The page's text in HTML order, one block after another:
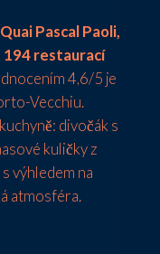
Pascal Paoli,
194 restaurací
4,6/5 je
Vecchiu.
divočák s
kuličky z
výhledem na
atmosféra.